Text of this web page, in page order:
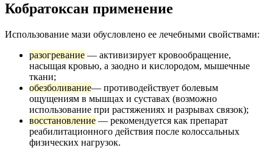
Кобратоксан применение
Использование мази обусловлено ее лечебными свойствами:
разогревание — активизирует кровообращение,
насыщая кровью, а заодно и кислородом, мышечные
ткани;
обезболивание— противодействует болевым
ощущениям в мышцах и суставах (возможно
использование при растяжениях и разрывах связок);
восстановление — рекомендуется как препарат
реабилитационного действия после колоссальных
физических нагрузок.